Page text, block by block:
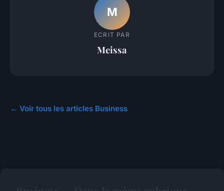
M
ECRIT PAR
Meissa
← Voir tous les articles Business